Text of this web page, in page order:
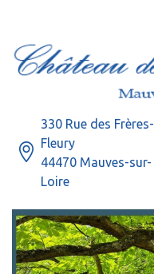
330 Rue des Frères-
Fleury
44470 Mauves-sur-
Loire